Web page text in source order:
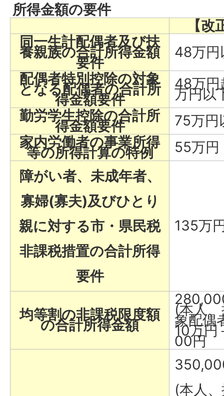
所得金額の要件
【改
同一生計配偶者及び扶
養親族の合計所得金額
要件
48万円
配偶者特別控除の対象
となる配偶者の合計所
得金額要件
48万円
万円以
勤労学生控除の合計所
得金額要件
75万円
家内労働者の事業所得
等の所得計算の特例
55万円
障がい者、未成年者、
寡婦(寡夫)及びひとり
親に対する市・県民税
非課税措置の合計所得
要件
135万
均等割の非課税限度額
の合計所得金額
(本人
象配偶
10万円
00円
(本人